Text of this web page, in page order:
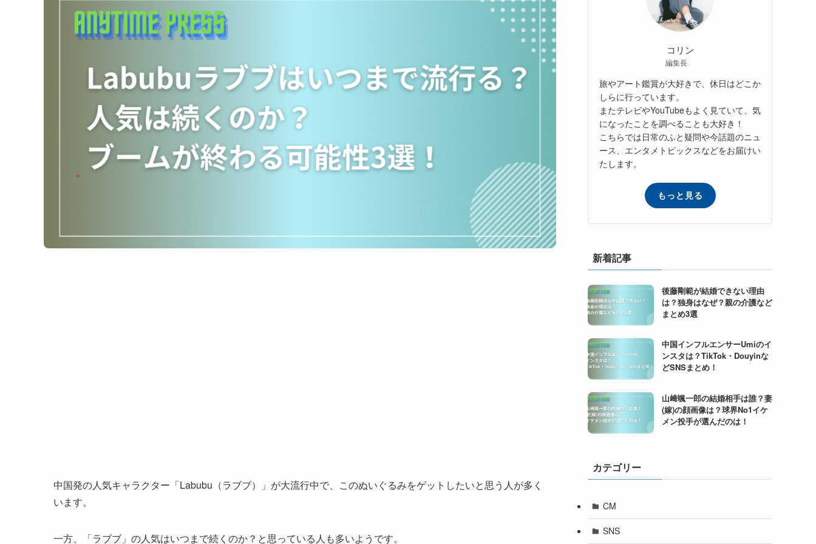
中国発の人気キャラクター「Labubu（ラブブ）」が大流行中で、このぬいぐるみをゲットしたいと思う人が多く
います。
一方、「ラブブ」の人気はいつまで続くのか？と思っている人も多いようです。
コリン
編集長
旅やアート鑑賞が大好きで、休日はどこか
しらに行っています。
またテレビやYouTubeもよく見ていて、気
になったことを調べることも大好き！
こちらでは日常のふと疑問や今話題のニュ
ース、エンタメトピックスなどをお届けい
たします。
もっと見る
新着記事
後藤剛範が結婚できない理由
は？独身はなぜ？親の介護など
まとめ3選
中国インフルエンサーUmiのイ
ンスタは？TikTok・Douyinな
どSNSまとめ！
山﨑颯一郎の結婚相手は誰？妻
(嫁)の顔画像は？球界No1イケ
メン投手が選んだのは！
カテゴリー
CM
SNS